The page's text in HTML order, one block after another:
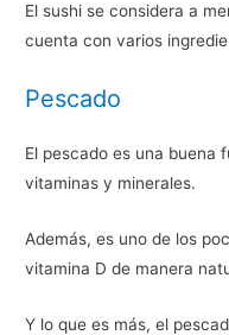
El sushi se considera a
cuenta con varios
Pescado
El pescado es una buena
vitaminas y minerales.
Además, es uno de los
vitamina D de manera
Y lo que es más, el